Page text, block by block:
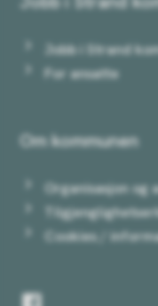
Jobb i Strand
For ansatte
Om kommunen
Organisasjon
Cookies /
Facebook